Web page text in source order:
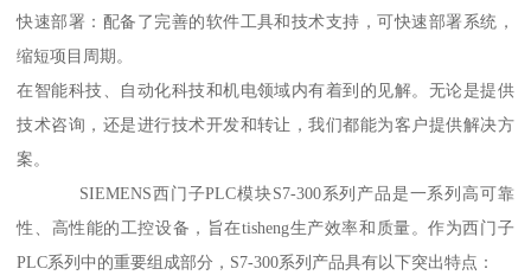
快速部署：配备了完善的软件工具和技术支持，可快速部署系统，
缩短项目周期。
在智能科技、自动化科技和机电领域内有着到的见解。无论是提供
技术咨询，还是进行技术开发和转让，我们都能为客户提供解决方
案。
SIEMENS西门子PLC模块S7-300系列产品是一系列高可靠
性、高性能的工控设备，旨在tisheng生产效率和质量。作为西门子
PLC系列中的重要组成部分，S7-300系列产品具有以下突出特点：